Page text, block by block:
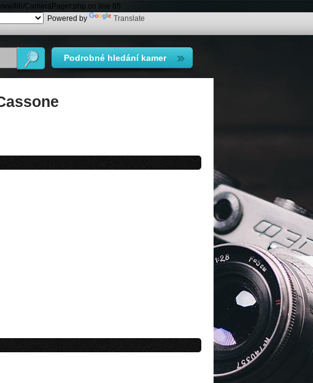
lib/CameraPager.php on line 85
Powered by Translate
Podrobné hledání kamer